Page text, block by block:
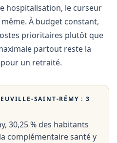
hospitalisation, le curseur
À budget constant,
prioritaires plutôt que
partout reste la
un retraité.
SAINT-RÉMY : 3
30,25 % des habitants
complémentaire santé y